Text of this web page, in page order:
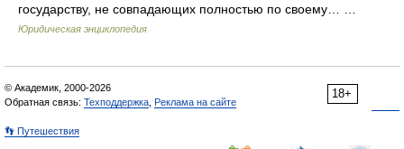
государству, не совпадающих полностью по своему… …
Юридическая энциклопедия
18+
© Академик, 2000-2026
Обратная связь: Техподдержка Реклама на сайте
👣 Путешествия